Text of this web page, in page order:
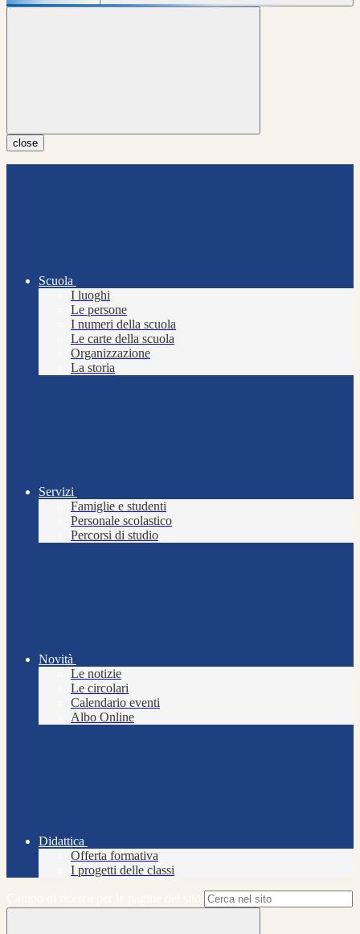
close
Scuola
I luoghi
Le persone
I numeri della scuola
Le carte della scuola
Organizzazione
La storia
Servizi
Famiglie e studenti
Personale scolastico
Percorsi di studio
Novità
Le notizie
Le circolari
Calendario eventi
Albo Online
Didattica
Offerta formativa
I progetti delle classi